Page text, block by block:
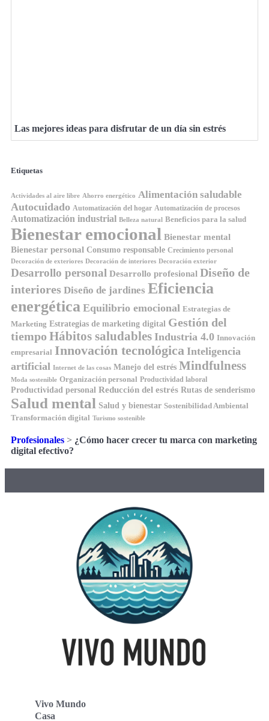
Las mejores ideas para disfrutar de un día sin estrés
Etiquetas
Actividades al aire libre Ahorro energético Alimentación saludable
Autocuidado Automatización del hogar Automatización de procesos
Automatización industrial Belleza natural Beneficios para la salud
Bienestar emocional Bienestar mental
Bienestar personal Consumo responsable Crecimiento personal
Decoración de exteriores Decoración de interiores Decoración exterior
Desarrollo personal Desarrollo profesional Diseño de
interiores Diseño de jardines Eficiencia
energética Equilibrio emocional Estrategias de
Marketing Estrategias de marketing digital Gestión del
tiempo Hábitos saludables Industria 4.0 Innovación
empresarial Innovación tecnológica Inteligencia
artificial Internet de las cosas Manejo del estrés Mindfulness
Moda sostenible Organización personal Productividad laboral
Productividad personal Reducción del estrés Rutas de senderismo
Salud mental Salud y bienestar Sostenibilidad Ambiental
Transformación digital Turismo sostenible
Profesionales > ¿Cómo hacer crecer tu marca con marketing
digital efectivo?
Vivo Mundo
Casa